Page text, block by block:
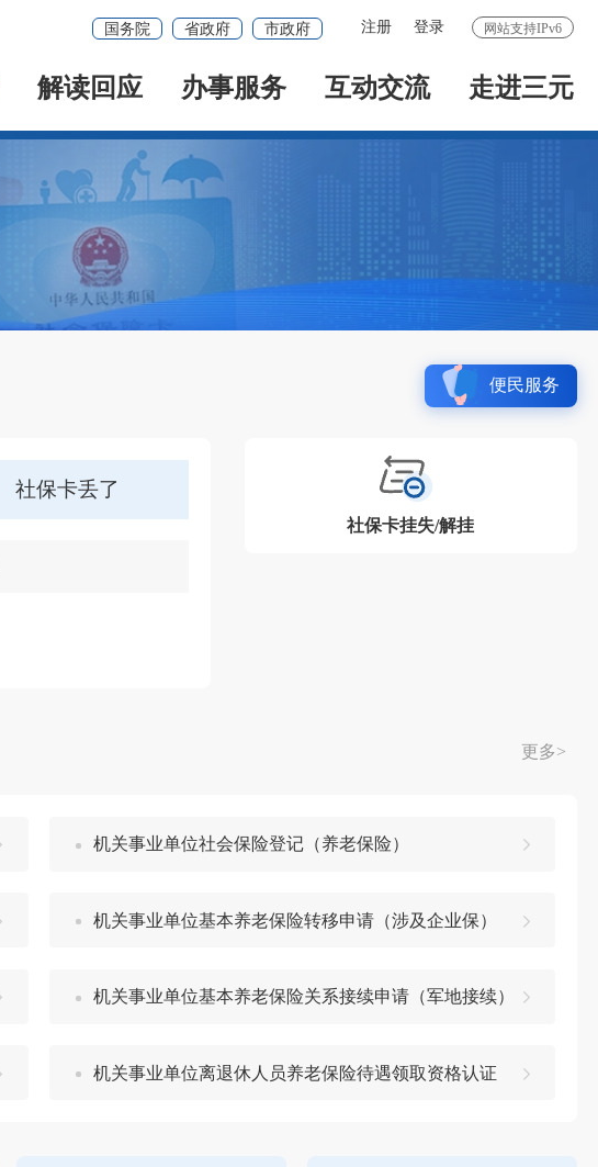
网站支持IPv6
注册 登录
国务院 省政府 市政府
解读回应 办事服务 互动交流 走进三元
便民服务
社保卡丢了
社保卡挂失/解挂
更多>
机关事业单位社会保险登记（养老保险）
机关事业单位基本养老保险转移申请（涉及企业保）
机关事业单位基本养老保险关系接续申请（军地接续）
机关事业单位离退休人员养老保险待遇领取资格认证